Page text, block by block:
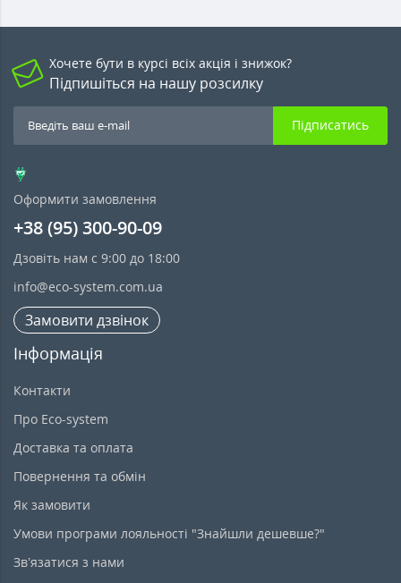
Хочете бути в курсі всіх акція і знижок?
Підпишіться на нашу розсилку
Підписатись
Оформити замовлення
+38 (95) 300-90-09
Дзовіть нам с 9:00 до 18:00
info@eco-system.com.ua
Замовити дзвінок
Інформація
Контакти
Про Eco-system
Доставка та оплата
Повернення та обмін
Як замовити
Умови програми лояльності "Знайшли дешевше?"
Зв’язатися з нами